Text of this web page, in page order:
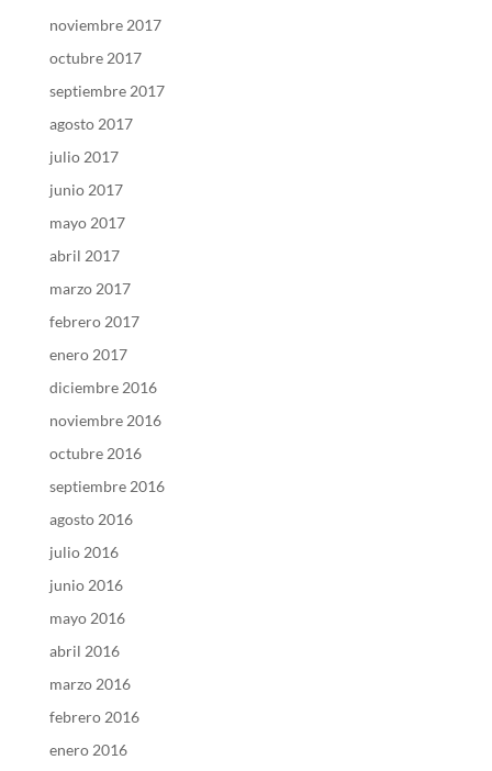
noviembre 2017
octubre 2017
septiembre 2017
agosto 2017
julio 2017
junio 2017
mayo 2017
abril 2017
marzo 2017
febrero 2017
enero 2017
diciembre 2016
noviembre 2016
octubre 2016
septiembre 2016
agosto 2016
julio 2016
junio 2016
mayo 2016
abril 2016
marzo 2016
febrero 2016
enero 2016